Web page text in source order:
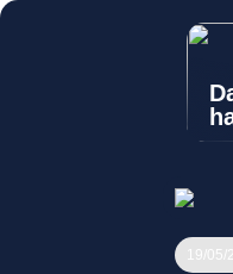
19/05/